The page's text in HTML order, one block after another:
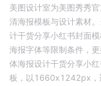
美图设计室为美图秀秀
清海报模板与设计素材
计干货分享小红书封面
海报字体等限制条件，
体海报设计干货分享小
板，以 1660x1242px，